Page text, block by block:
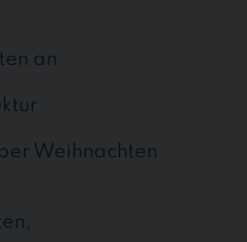
an
Weihnachten